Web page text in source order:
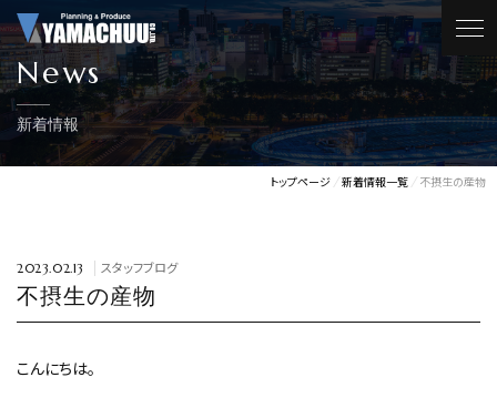
News
新着情報
トップページ 新着情報一覧 不摂生の産物
2023.02.13 スタッフブログ
不摂生の産物
こんにちは。